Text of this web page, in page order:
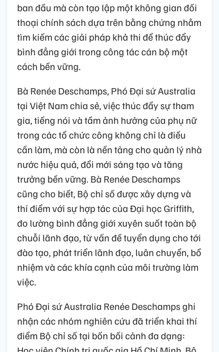
ban đầu mà còn tạo lập một không gian đối
thoại chính sách dựa trên bằng chứng nhằm
tìm kiếm các giải pháp khả thi để thúc đẩy
bình đẳng giới trong công tác cán bộ một
cách bền vững.
Bà Renée Deschamps, Phó Đại sứ Australia
tại Việt Nam chia sẻ, việc thúc đẩy sự tham
gia, tiếng nói và tầm ảnh hưởng của phụ nữ
trong các tổ chức công không chỉ là điều
cần làm, mà còn là nền tảng cho quản lý nhà
nước hiệu quả, đổi mới sáng tạo và tăng
trưởng bền vững. Bà Renée Deschamps
cũng cho biết, Bộ chỉ số được xây dựng và
thí điểm với sự hợp tác của Đại học Griffith,
đo lường bình đẳng giới xuyên suốt toàn bộ
chuỗi lãnh đạo, từ vấn đề tuyển dụng cho tới
đào tạo, phát triển lãnh đạo, luân chuyển, bổ
nhiệm và các khía cạnh của môi trường làm
việc.
Phó Đại sứ Australia Renée Deschamps ghi
nhận các nhóm nghiên cứu đã triển khai thí
điểm Bộ chỉ số tại bốn bối cảnh đa dạng: